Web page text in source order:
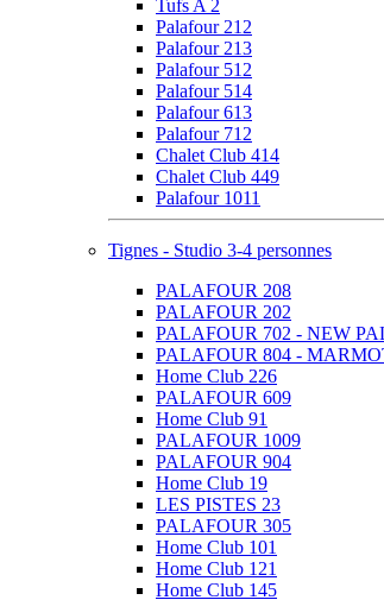
Tufs A 2
Palafour 212
Palafour 213
Palafour 512
Palafour 514
Palafour 613
Palafour 712
Chalet Club 414
Chalet Club 449
Palafour 1011
Tignes - Studio 3-4 personnes
PALAFOUR 208
PALAFOUR 202
PALAFOUR 702 - NEW
PALAFOUR 804 -
Home Club 226
PALAFOUR 609
Home Club 91
PALAFOUR 1009
PALAFOUR 904
Home Club 19
LES PISTES 23
PALAFOUR 305
Home Club 101
Home Club 121
Home Club 145